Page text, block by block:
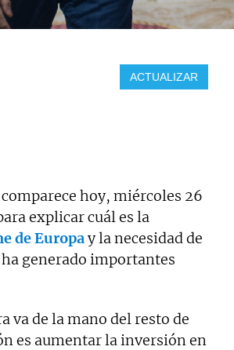
ACTUALIZAR
comparece hoy, miércoles 26
explicar cuál es la
de Europay la necesidad de
generado importantes
va de la mano del resto de
es aumentar la inversión en